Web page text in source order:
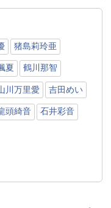
猪島莉玲亜
夏 鶴川那智
川万里愛 吉田めい
頭綺音 石井彩音